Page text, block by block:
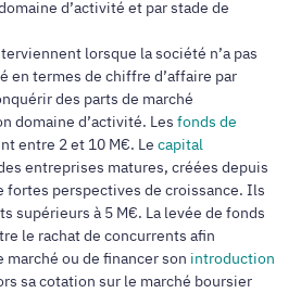
d’activité et par stade de
lorsque la société n’a pas
en termes de chiffre d’affaire par
des parts de marché
domaine d’activité. Les fonds de
entre 2 et 10 M€. Le capital
entreprises matures, créées depuis
fortes perspectives de croissance. Ils
supérieurs à 5 M€. La levée de fonds
le rachat de concurrents afin
marché ou de financer son introduction
sa cotation sur le marché boursier